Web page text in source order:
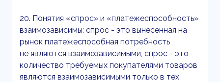
20. Понятия «спрос» и «платежеспособность»
взаимозависимы: спрос - это вынесенная на
рынок платежеспособная потребность
не являются взаимозависимыми, спрос - это
количество требуемых покупателями товаров
являются взаимозависимыми только в тех